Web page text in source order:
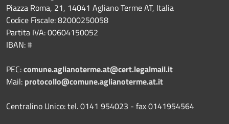
Piazza Roma, 21, 14041 Agliano Terme AT, Italia
Codice Fiscale: 82000250058
Partita IVA: 00604150052
IBAN: #
PEC:comune.aglianoterme.at@cert.legalmail.it
Mail: protocollo@comune.aglianoterme.at.it
Centralino Unico: tel. 0141 954023 - fax 0141954564